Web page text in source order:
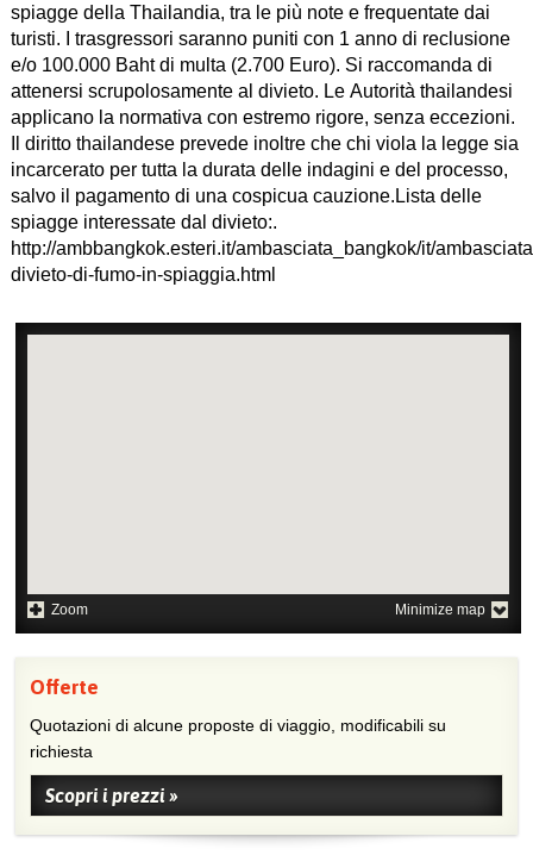
spiagge della Thailandia, tra le più note e frequentate dai
turisti. I trasgressori saranno puniti con 1 anno di reclusione
e/o 100.000 Baht di multa (2.700 Euro). Si raccomanda di
attenersi scrupolosamente al divieto. Le Autorità thailandesi
applicano la normativa con estremo rigore, senza eccezioni.
Il diritto thailandese prevede inoltre che chi viola la legge sia
incarcerato per tutta la durata delle indagini e del processo,
salvo il pagamento di una cospicua cauzione.Lista delle
spiagge interessate dal divieto:.
http://ambbangkok.esteri.it/ambasciata_bangkok/it/
divieto-di-fumo-in-spiaggia.html
Zoom Minimize map
Offerte
Quotazioni di alcune proposte di viaggio, modificabili su
richiesta
Scopri i prezzi »